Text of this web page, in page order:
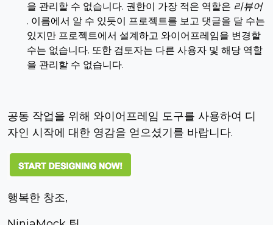
을 관리할 수 없습니다. 권한이 가장 적은 역할은 리뷰어
. 이름에서 알 수 있듯이 프로젝트를 보고 댓글을 달 수는
있지만 프로젝트에서 설계하고 와이어프레임을 변경할
수는 없습니다. 또한 검토자는 다른 사용자 및 해당 역할
을 관리할 수 없습니다.
공동 작업을 위해 와이어프레임 도구를 사용하여 디
자인 시작에 대한 영감을 얻으셨기를 바랍니다.
행복한 창조,